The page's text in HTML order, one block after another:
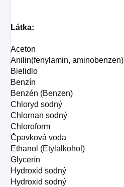
Látka:
Aceton
Anilin(fenylamin, aminobenzen)
Bielidlo
Benzín
Benzén (Benzen)
Chloryd sodný
Chlornan sodný
Chloroform
Čpavková voda
Ethanol (Etylalkohol)
Glycerín
Hydroxid sodný
Hydroxid sodný